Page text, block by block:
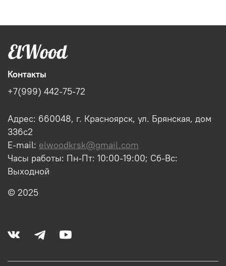
Контакты
+7(999) 442-75-72
Адрес: 660048, г. Красноярск, ул. Брянская, дом
336с2
E-mail: elwoodkrsk@gmail.com
Часы работы: Пн-Пт: 10:00-19:00; Сб-Вс:
Выходной
© 2025